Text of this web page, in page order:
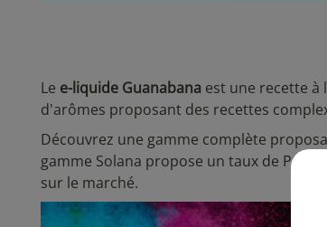
Le e-liquide Guanabana est une recette à
d'arômes proposant des recettes
Découvrez une gamme complète
gamme Solana propose un taux de PG/
sur le marché.